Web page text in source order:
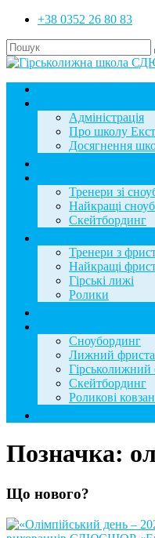
+38 0352 26 80 83
Адміністрація
Про школу
Досягнення
Тренери зі
Найкращі
Скейтбординг
Тренери з
Найкращі
Гірські лижі
Ролики
Сноубординг
Лижний
Гірськолижний
Скейтбординг
Роликові
Позначка:
Що нового?